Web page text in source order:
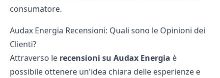
consumatore.
Audax Energia Recensioni: Quali sono le Opinioni dei
Clienti?
Attraverso le recensioni su Audax Energia è
possibile ottenere un'idea chiara delle esperienze e